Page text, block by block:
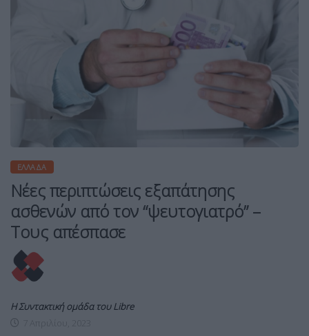
ΕΛΛΆΔΑ
Νέες περιπτώσεις εξαπάτησης
ασθενών από τον “ψευτογιατρό” –
Τους απέσπασε
Η Συντακτική ομάδα του Libre